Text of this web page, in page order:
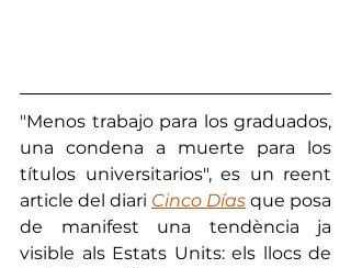
"Menos trabajo para los graduados,
una condena a muerte para los
títulos universitarios", es un reent
article del diari Cinco Días que posa
de manifest una tendència ja
visible als Estats Units: els llocs de